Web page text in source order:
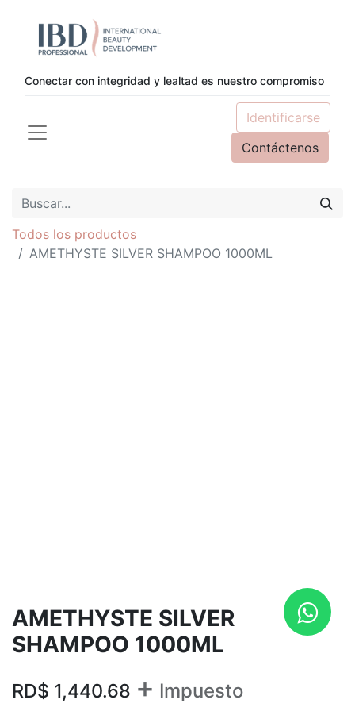
Conectar con integridad y lealtad es nuestro compromiso
Identificarse
Contáctenos
Todos los productos
AMETHYSTE SILVER SHAMPOO 1000ML
AMETHYSTE SILVER
SHAMPOO 1000ML
RD$ 1,440.68 + Impuesto